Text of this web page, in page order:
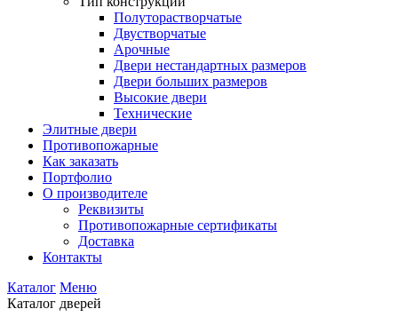
Полуторастворчатые
Двустворчатые
Арочные
Двери нестандартных размеров
Двери больших размеров
Высокие двери
Технические
Элитные двери
Противопожарные
Как заказать
Портфолио
О производителе
Реквизиты
Противопожарные сертификаты
Доставка
Контакты
Каталог Меню
Каталог дверей